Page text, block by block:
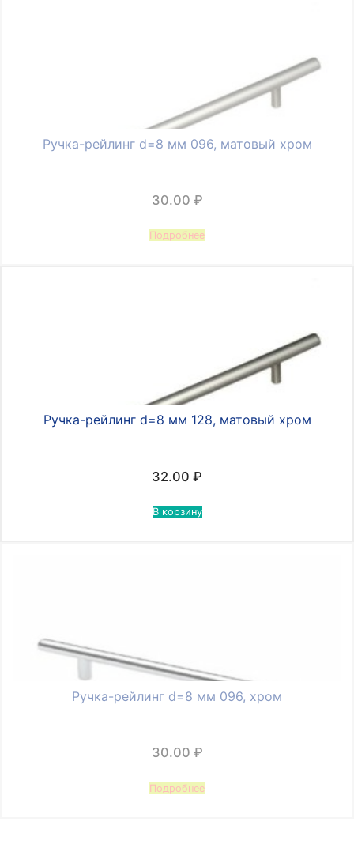
Ручка-рейлинг d=8 мм 096, матовый хром
30.00 ₽
Подробнее
Ручка-рейлинг d=8 мм 128, матовый хром
32.00 ₽
В корзину
Ручка-рейлинг d=8 мм 096, хром
30.00 ₽
Подробнее